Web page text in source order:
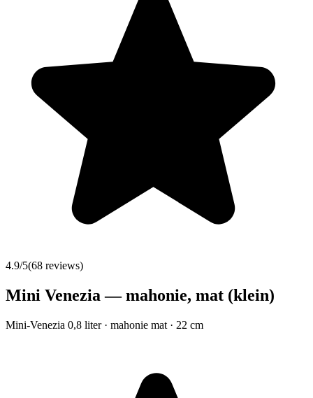
4.9/5(68 reviews)
Mini Venezia — mahonie, mat (klein)
Mini-Venezia 0,8 liter · mahonie mat · 22 cm